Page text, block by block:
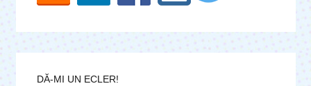
DĂ-MI UN ECLER!